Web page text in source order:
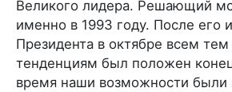
Великого лидера. Решающий
именно в 1993 году. После его
Президента в октябре всем
тенденциям был положен
время наши возможности были